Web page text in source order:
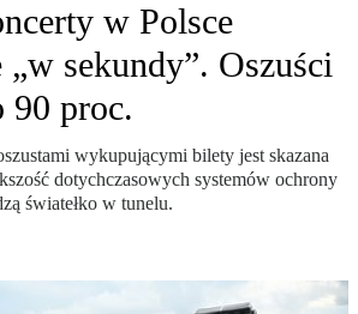
w Polsce
sekundy”. Oszuści
90 proc.
wykupującymi bilety jest skazana
dotychczasowych systemów ochrony
światełko w tunelu.